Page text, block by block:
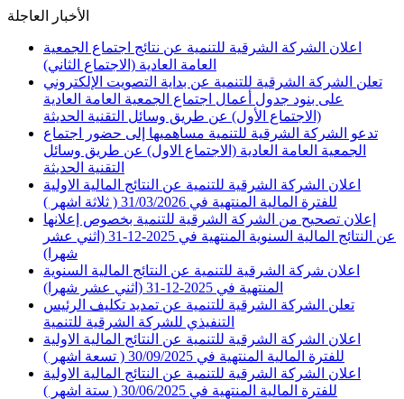
الأخبار العاجلة
اعلان الشركة الشرقية للتنمية عن نتائج اجتماع الجمعية
العامة العادية (الاجتماع الثاني)
تعلن الشركة الشرقية للتنمية عن بداية التصويت الإلكتروني
على بنود جدول أعمال اجتماع الجمعية العامة العادية
(الاجتماع الأول) عن طريق وسائل التقنية الحديثة
تدعو الشركة الشرقية للتنمية مساهميها إلى حضور اجتماع
الجمعية العامة العادية (الاجتماع الاول) عن طريق وسائل
التقنية الحديثة
اعلان الشركة الشرقية للتنمية عن النتائج المالية الاولية
للفترة المالية المنتهية في 31/03/2026 ( ثلاثة اشهر )
إعلان تصحيح من الشركة الشرقية للتنمية بخصوص إعلانها
عن النتائج المالية السنوية المنتهية في 2025-12-31 (اثني عشر
شهرا)
اعلان شركة الشرقية للتنمية عن النتائج المالية السنوية
المنتهية في 2025-12-31 (اثني عشر شهرا)
تعلن الشركة الشرقية للتنمية عن تمديد تكليف الرئيس
التنفيذي للشركة الشرقية للتنمية
اعلان الشركة الشرقية للتنمية عن النتائج المالية الاولية
للفترة المالية المنتهية في 30/09/2025 ( تسعة اشهر )
اعلان الشركة الشرقية للتنمية عن النتائج المالية الاولية
للفترة المالية المنتهية في 30/06/2025 ( ستة اشهر )